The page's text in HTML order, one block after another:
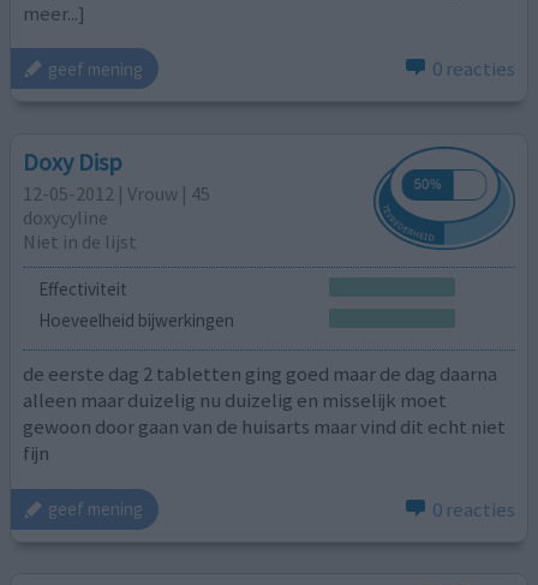
meer...]
geef mening 0 reacties
Doxy Disp
12-05-2012 | Vrouw | 45
doxycyline
Niet in de lijst
Effectiviteit
Hoeveelheid bijwerkingen
de eerste dag 2 tabletten ging goed maar de dag daarna
alleen maar duizelig nu duizelig en misselijk moet
gewoon door gaan van de huisarts maar vind dit echt niet
fijn
geef mening 0 reacties